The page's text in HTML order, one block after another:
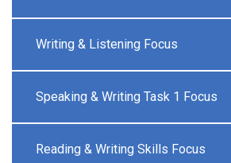
Writing & Listening Focus
Speaking & Writing Task 1 Focus
Reading & Writing Skills Focus